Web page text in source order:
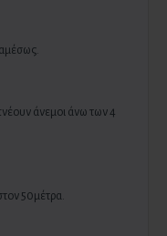
άνεμοι άνω των 4
50μέτρα.